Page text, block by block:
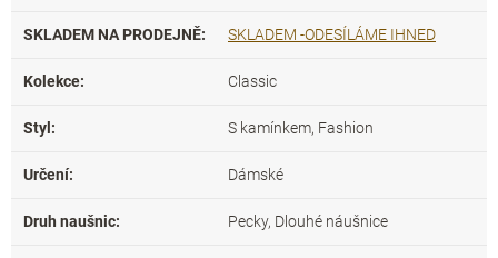
SKLADEM NA PRODEJNĚ: SKLADEM -ODESÍLÁME IHNED
Kolekce: Classic
Styl : S kamínkem, Fashion
Určení: Dámské
Druh naušnic: Pecky, Dlouhé náušnice